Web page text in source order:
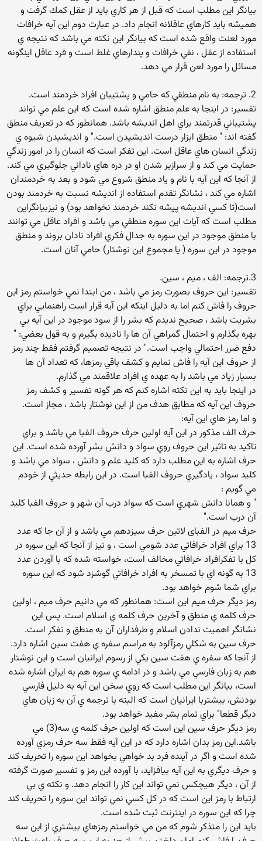
بيانگر اين مطلب است كه قبل از هر كاري بايد از عقل كمك گرفت و
هميشه بايد كارهاي عاقلانه انجام داد. در عبارت دوم اين آيه خرافات
مورد لعنت واقع شده است كه بيانگر اين نكته مي باشد كه نتيجه ي
استفاده از عقل ، نفي خرافات و پندارهاي غلط است و فرد عاقل اينگونه
مسائل را مورد لعن قرار مي دهد.
2. ترجمه: به نام منطقي كه حامي و پشتيبان افراد خردمند است.
تفسير: در اينجا به علم منطق اشاره شده است كه اين علم مي تواند
پشتيباني قدرتمند براي اهل انديشه باشد. همانطور كه در تعريف منطق
گفته اند: " منطق ابزار درست انديشيدن است." و انديشيدن شيوه ي
زندگي انسان هاي عاقل است. اين تفكر است كه انسان را در امور زندگي
حمايت مي كند و از سرازير شدن او در دره هاي ناداني جلوگيري مي كند.
از آنجا كه اين آيه با نام و ياد منطق شروع مي شود و بعد به خردمندان
اشاره مي كند ، نشانگر تقدم استفاده از انديشه نسبت به خردمند بودن
است(تا كسي انديشه پيشه نكند خردمند نخواهد بود) و نيزبيانگراين
مطلب است كه آيات اين سوره منطقي مي باشد و افراد عاقل مي توانند
با منطق موجود در اين سوره به جدال فكري افراد نادان بروند و منطق
موجود در اين سوره ( يا مجموع اين نوشتار) حامي آنان است.
3.ترجمه: الف ، ميم ، سين.
تفسير: اين حروف بصورت رمز مي باشد ، من ابتدا نمي خواستم رمز اين
حروف را فاش كنم اما به دليل اينكه اين آيه قرار است راهنمايي براي
بشريت باشد ، صحيح نديدم كه بشر را از سود موجود در اين آيه بي
بهره بگذارم و احتمال گمراهي آن ها را ناديده بگيرم و به قول بعضي: "
دفع ضرر احتمالي واجب است." در نتيجه تصميم گرفتم فقط چند رمز
از حروف اين آيه را فاش نمايم و كشف باقي رمزها، كه تعداد آن ها
بسيار زياد مي باشد را به عهده ي افراد علاقمند مي گذارم.
در اينجا بايد به اين نكته اشاره كنم كه هر گونه تفسير و كشف رمز
حروف اين آيه كه مطابق هدف من از اين نوشتار باشد ، مجاز است.
و اما رمز هاي اين آيه:
حرف الف مذكور در اين آيه اولين حرف حروف الفبا مي باشد و براي
تاكيد به تاثير اين حروف روي سواد و دانش بشر آورده شده است. اين
حرف اشاره به اين مطلب دارد كه كليد علم و دانش ، سواد مي باشد و
كليد سواد ، يادگيري حروف الفبا است. در اين رابطه حديثي از خودم
مي گويم :
" و همانا دانش شهري است كه سواد درب آن شهر و حروف الفبا كليد
آن درب است."
حرف ميم در الفبای لاتين حرف سيزدهم مي باشد و از آن جا كه عدد
13 براي افراد خرافاتي عدد شومي است ، و نيز از آنجا كه اين سوره در
كل با تفكرافراد خرافاتي مخالف است، خواسته شده كه با آوردن عدد
13 به گونه اي با تمسخر به افراد خرافاتي گوشزد شود كه اين سوره
براي شما شوم خواهد بود.
رمز ديگر حرف ميم اين است: همانطور كه مي دانيم حرف ميم ، اولين
حرف كلمه ي منطق و آخرين حرف كلمه ي اسلام است. پس اين
نشانگر اهميت ندادن اسلام و طرفداران آن به منطق و تفكر است.
حرف سين به شكلي رمزآلود به مراسم سفره ي هفت سين اشاره دارد.
از آنجا كه سفره ي هفت سين يكي از رسوم ايرانيان است و اين نوشتار
هم به زبان فارسي مي باشد و در ادامه ي سوره هم به ايران اشاره شده
است، بيانگر اين مطلب است كه روي سخن اين آيه به دليل فارسي
بودنش، بيشتربا ايرانيان است كه البته با ترجمه ي آن به زبان هاي
ديگر قطعا ً براي تمام بشر مفيد خواهد بود.
رمز ديگر حرف سين اين است كه اولين حرف كلمه ي سه(3) مي
باشد.اين رمز بدان اشاره دارد كه در اين آيه فقط سه حرف رمزي آورده
شده است و اگر در آينده فرد بد خواهي بخواهد اين سوره را تحريف كند
و حرف ديگري به اين آيه بيافزايد، با آورده اين رمز و تفسير صورت گرفته
از آن ، ديگر هيچكس نمي تواند اين كار را انجام دهد. و نكته ي بي
ارتباط با رمز اين است كه در كل كسي نمي تواند اين سوره را تحريف كند
چرا كه اين سوره در اينترنت ثبت شده است.
بايد اين را متذكر شوم كه من مي خواستم رمزهاي بيشتري از اين سه